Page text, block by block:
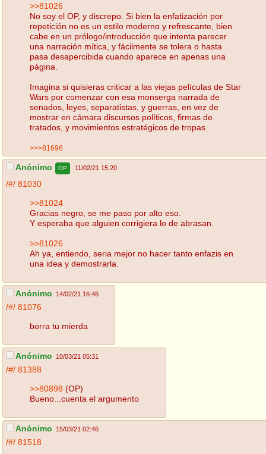
>>81026
No soy el OP, y discrepo. Si bien la enfatización por
repetición no es un estilo moderno y refrescante, bien
cabe en un prólogo/introducción que intenta parecer
una narración mítica, y fácilmente se tolera o hasta
pasa desapercibida cuando aparece en apenas una
página.
Imagina si quisieras criticar a las viejas películas de Star
Wars por comenzar con esa monserga narrada de
senados, leyes, separatistas, y guerras, en vez de
mostrar en cámara discursos políticos, firmas de
tratados, y movimientos estratégicos de tropas.
>>>81696
Anónimo OP 11/02/21 15:20
/#/ 81030
>>81024
Gracias negro, se me paso por alto eso.
Y esperaba que alguien corrigiera lo de abrasan.
>>81026
Ah ya, entiendo, seria mejor no hacer tanto enfazis en
una idea y demostrarla.
Anónimo 14/02/21 16:46
/#/ 81076
borra tu mierda
Anónimo 10/03/21 05:31
/#/ 81388
>>80898 (OP)
Bueno...cuenta el argumento
Anónimo 15/03/21 02:46
/#/ 81518